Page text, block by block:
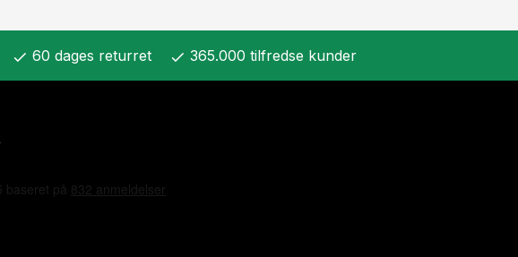
check 60 dages returret check 365.000 tilfredse kunder